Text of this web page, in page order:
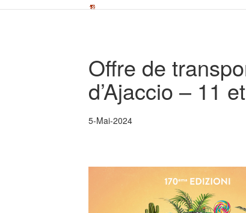
Offre de
d’Ajaccio – 11
5-Mai-2024